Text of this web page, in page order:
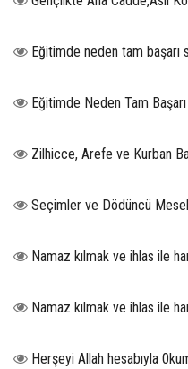
Eğitimde neden tam başarı
Eğitimde Neden Tam
Zilhicce, Arefe ve Kurban
Seçimler ve Dödüncü
Namaz kılmak ve ihlas ile
Namaz kılmak ve ihlas ile
Herşeyi Allah hesabıyla